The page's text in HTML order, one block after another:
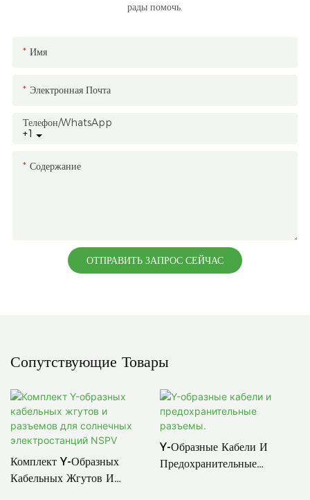
рады помочь.
Имя
Электронная Почта
+1
Телефон/WhatsApp
Содержание
ОТПРАВИТЬ ЗАПРОС СЕЙЧАС
Сопутствующие Товары
Комплект Y-Образных
Кабельных Жгутов И
Y-Образные Кабели И
Предохранительные